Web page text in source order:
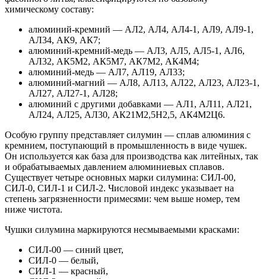
химическому составу:
алюминий-кремний — АЛ2, АЛ4, АЛ4-1, АЛ9, АЛ9-1,
АЛ34, АК9, АК7;
алюминий-кремний-медь — АЛ3, АЛ5, АЛ5-1, АЛ6,
АЛ32, АК5М2, АК5М7, АК7М2, АК4М4;
алюминий-медь — АЛ7, АЛ19, АЛ33;
алюминий-магний — АЛ8, АЛ13, АЛ22, АЛ23, АЛ23-1,
АЛ27, АЛ27-1, АЛ28;
алюминий с другими добавками — АЛ1, АЛ11, АЛ21,
АЛ24, АЛ25, АЛ30, АК21М2,5Н2,5, АК4М2Ц6.
Особую группу представляет силумин — сплав алюминия с
кремнием, поступающий в промышленность в виде чушек.
Он используется как база для производства как литейных, так
и обрабатываемых давлением алюминиевых сплавов.
Существует четыре основных марки силумина: СИЛ-00,
СИЛ-0, СИЛ-1 и СИЛ-2. Числовой индекс указывает на
степень загрязненности примесями: чем выше номер, тем
ниже чистота.
Чушки силумина маркируются несмываемыми красками:
СИЛ-00 — синий цвет,
СИЛ-0 — белый,
СИЛ-1 — красный,